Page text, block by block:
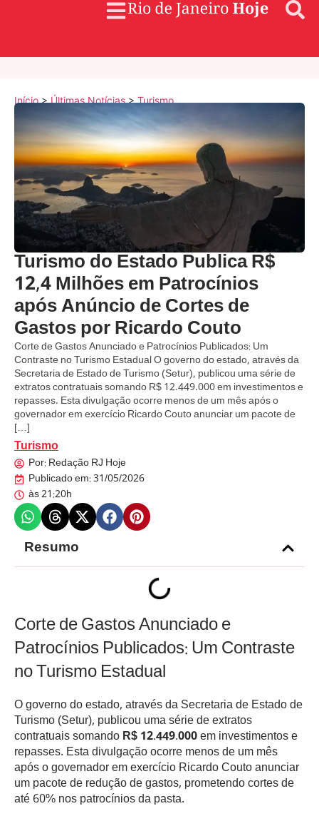
Início>Últimas Notícias>Turismo
Turismo do Estado Publica R$
12,4 Milhões em Patrocínios
após Anúncio de Cortes de
Gastos por Ricardo Couto
Corte de Gastos Anunciado e Patrocínios Publicados: Um
Contraste no Turismo Estadual O governo do estado, através da
Secretaria de Estado de Turismo (Setur), publicou uma série de
extratos contratuais somando R$ 12.449.000 em investimentos e
repasses. Esta divulgação ocorre menos de um mês após o
governador em exercício Ricardo Couto anunciar um pacote de
[…]
Turismo
Por: Redação RJ Hoje
Publicado em:31/05/2026
às21:20h
Resumo
Corte de Gastos Anunciado e
Patrocínios Publicados: Um Contraste
no Turismo Estadual
O governo do estado, através da Secretaria de Estado de
Turismo (Setur), publicou uma série de extratos
contratuais somandoR$ 12.449.000em investimentos e
repasses. Esta divulgação ocorre menos de um mês
após o governador em exercício Ricardo Couto anunciar
um pacote de redução de gastos, prometendo cortes de
até 60% nos patrocínios da pasta.